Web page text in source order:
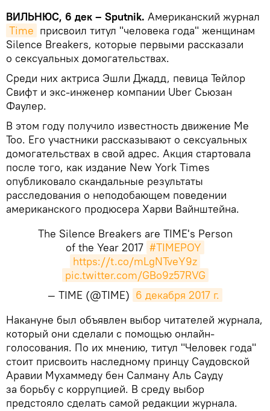
ВИЛЬНЮС, 6 дек – Sputnik. Американский журнал
Time присвоил титул "человека года" женщинам
Silence Breakers, которые первыми рассказали
о сексуальных домогательствах.
Среди них актриса Эшли Джадд, певица Тейлор
Свифт и экс-инженер компании Uber Сьюзан
Фаулер.
В этом году получило известность движение Me
Too. Его участники рассказывают о сексуальных
домогательствах в свой адрес. Акция стартовала
после того, как издание New York Times
опубликовало скандальные результаты
расследования о неподобающем поведении
американского продюсера Харви Вайнштейна.
The Silence Breakers are TIME's Person
of the Year 2017 #TIMEPOY
https://t.co/mLgNTveY9z
pic.twitter.com/GBo9z57RVG
— TIME (@TIME) 6 декабря 2017 г.
Накануне был объявлен выбор читателей журнала,
который они сделали с помощью онлайн-
голосования. По их мнению, титул "Человек года"
стоит присвоить наследному принцу Саудовской
Аравии Мухаммеду бен Салману Аль Сауду
за борьбу с коррупцией. В среду выбор
предстояло сделать самой редакции журнала.